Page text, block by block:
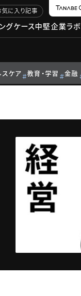
気に入り記事
グケース中堅企業ラボ
スケア 教育・学習 金融